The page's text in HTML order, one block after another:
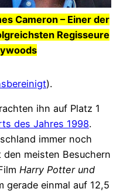
Cameron – Einer der
Regisseure
).
ihn auf Platz 1
des Jahres 1998.
immer noch
meisten Besuchern
Harry Potter und
gerade einmal auf 12,5